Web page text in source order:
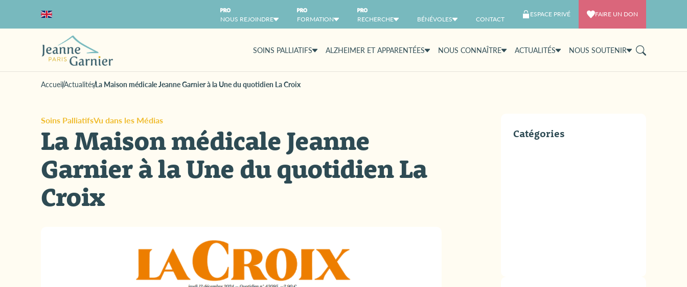
NOUS REJOINDRE FORMATION RECHERCHE BÉNÉVOLES CONTACT
ESPACE PRIVÉ FAIRE UN DON
SOINS PALLIATIFS ALZHEIMER ET APPARENTÉES NOUS CONNAÎTRE ACTUALITÉS NOUS SOUTENIR
AccueilActualitésLa Maison médicale Jeanne Garnier à la Une du quotidien La Croix
Soins PalliatifsVu dans les Médias
La Maison médicale Jeanne
Garnier à la Une du quotidien La
Croix
Catégories